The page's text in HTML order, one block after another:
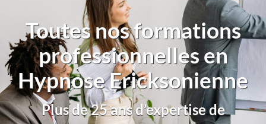
Toutes nos formations
professionnelles en
Hypnose Ericksonienne
Plus de 25 ans d’expertise de